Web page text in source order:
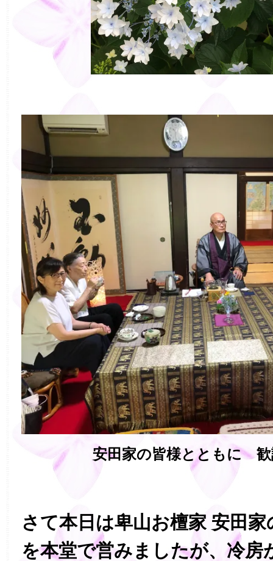
安田家の皆様とともに
さて本日は卑山お檀家 安田
を本堂で営みましたが、冷房